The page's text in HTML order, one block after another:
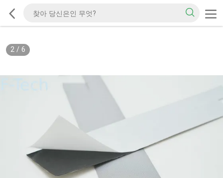
2/ 6